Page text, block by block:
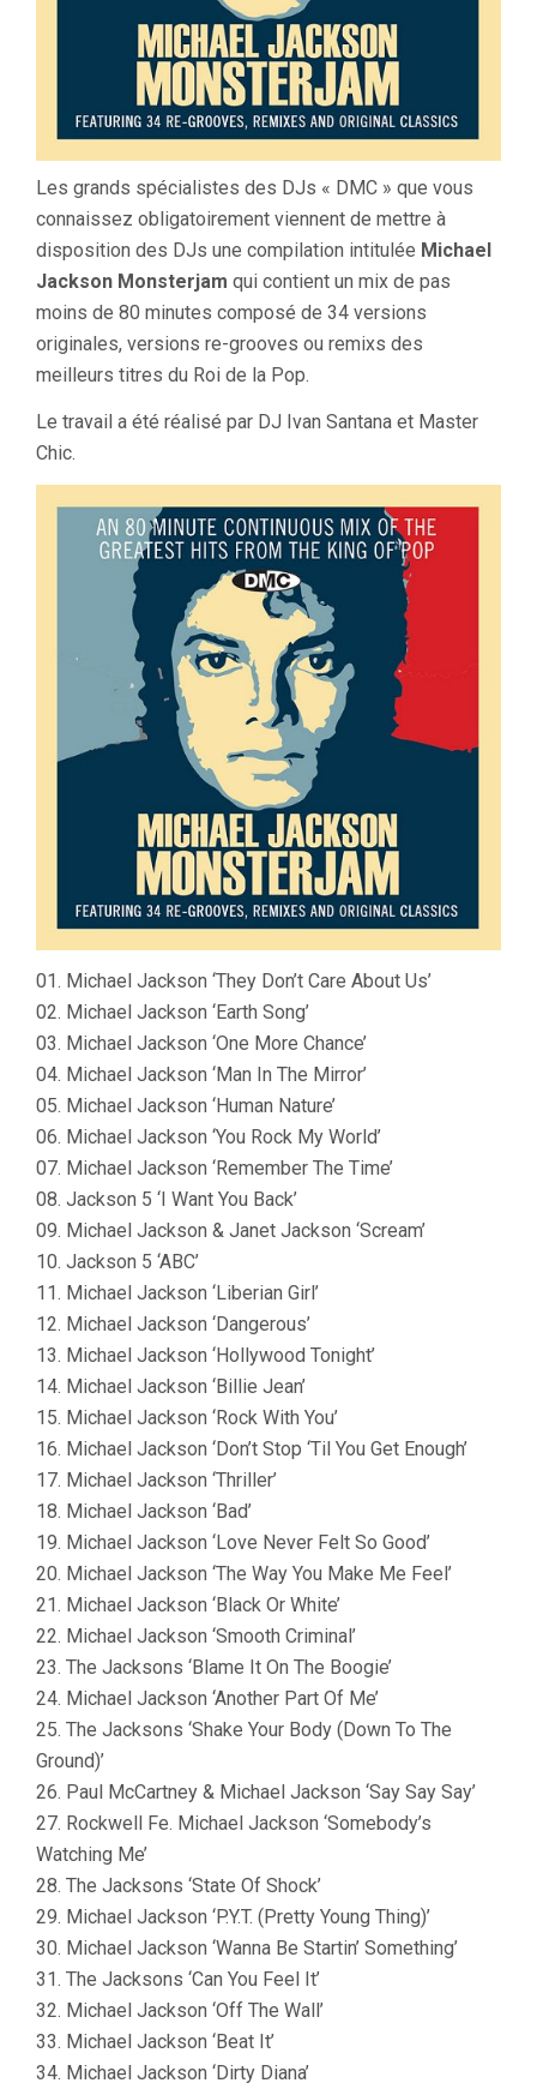
Les grands spécialistes des DJs « DMC » que vous
connaissez obligatoirement viennent de mettre à
disposition des DJs une compilation intitulée Michael
Jackson Monsterjam qui contient un mix de pas
moins de 80 minutes composé de 34 versions
originales, versions re-grooves ou remixs des
meilleurs titres du Roi de la Pop.
Le travail a été réalisé par DJ Ivan Santana et Master
Chic.
01. Michael Jackson ‘They Don’t Care About Us’
02. Michael Jackson ‘Earth Song’
03. Michael Jackson ‘One More Chance’
04. Michael Jackson ‘Man In The Mirror’
05. Michael Jackson ‘Human Nature’
06. Michael Jackson ‘You Rock My World’
07. Michael Jackson ‘Remember The Time’
08. Jackson 5 ‘I Want You Back’
09. Michael Jackson & Janet Jackson ‘Scream’
10. Jackson 5 ‘ABC’
11. Michael Jackson ‘Liberian Girl’
12. Michael Jackson ‘Dangerous’
13. Michael Jackson ‘Hollywood Tonight’
14. Michael Jackson ‘Billie Jean’
15. Michael Jackson ‘Rock With You’
16. Michael Jackson ‘Don’t Stop ‘Til You Get Enough’
17. Michael Jackson ‘Thriller’
18. Michael Jackson ‘Bad’
19. Michael Jackson ‘Love Never Felt So Good’
20. Michael Jackson ‘The Way You Make Me Feel’
21. Michael Jackson ‘Black Or White’
22. Michael Jackson ‘Smooth Criminal’
23. The Jacksons ‘Blame It On The Boogie’
24. Michael Jackson ‘Another Part Of Me’
25. The Jacksons ‘Shake Your Body (Down To The
Ground)’
26. Paul McCartney & Michael Jackson ‘Say Say Say’
27. Rockwell Fe. Michael Jackson ‘Somebody’s
Watching Me’
28. The Jacksons ‘State Of Shock’
29. Michael Jackson ‘P.Y.T. (Pretty Young Thing)’
30. Michael Jackson ‘Wanna Be Startin’ Something’
31. The Jacksons ‘Can You Feel It’
32. Michael Jackson ‘Off The Wall’
33. Michael Jackson ‘Beat It’
34. Michael Jackson ‘Dirty Diana’